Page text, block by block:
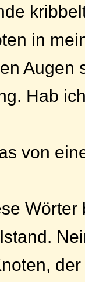
in
Augen
Hab
von
Wörter